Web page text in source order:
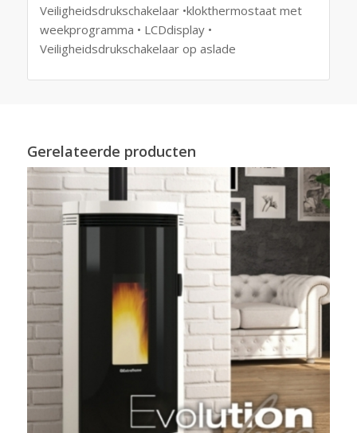
Veiligheidsdrukschakelaar •klokthermostaat met
weekprogramma • LCDdisplay •
Veiligheidsdrukschakelaar op aslade
Gerelateerde producten